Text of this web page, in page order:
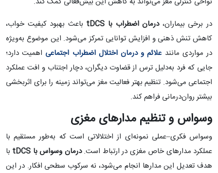
در برخی بیماران،درمان اضطراب با
باعث بهبود کیفیت خواب،
کاهش تنش ذهنی و افزایش توانایی تمرکز می‌شود. این موضوع به‌ویژه
در مواردی مانند علائم و درمان اختلال اضطراب اجتماعی اهمیت دارد؛
جایی که فرد به‌دلیل ترس از قضاوت دیگران، دچار اجتناب و افت عملکرد
اجتماعی می‌شود. تنظیم بهتر فعالیت مغز می‌تواند زمینه را برای اثربخشی
بیشتر روان‌درمانی فراهم کند.
وسواس و تنظیم مدارهای مغزی
وسواس فکری–عملی نمونه‌ای از اختلالاتی است که به‌طور مستقیم با
عملکرد مدارهای خاص مغزی در ارتباط است.درمان وسواس با
با
هدف تعدیل این مدارها انجام می‌شود، نه سرکوب سطحی افکار. در این